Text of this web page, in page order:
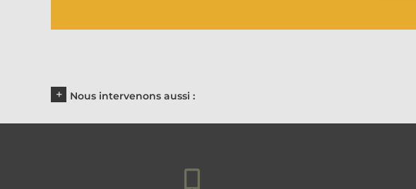
Nous intervenons aussi :